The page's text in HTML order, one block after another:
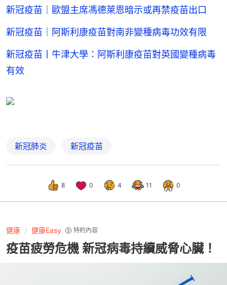
新冠疫苗｜歐盟主席馮德萊恩暗示或再禁疫苗出口
新冠疫苗｜阿斯利康疫苗對南非變種病毒功效有限
新冠疫苗丨牛津大學：阿斯利康疫苗對英國變種病毒
有效
新冠肺炎 新冠疫苗
8 0 4 11 0
健康 健康Easy 特約內容
疫苗疲勞危機 新冠病毒持續威脅心臟！